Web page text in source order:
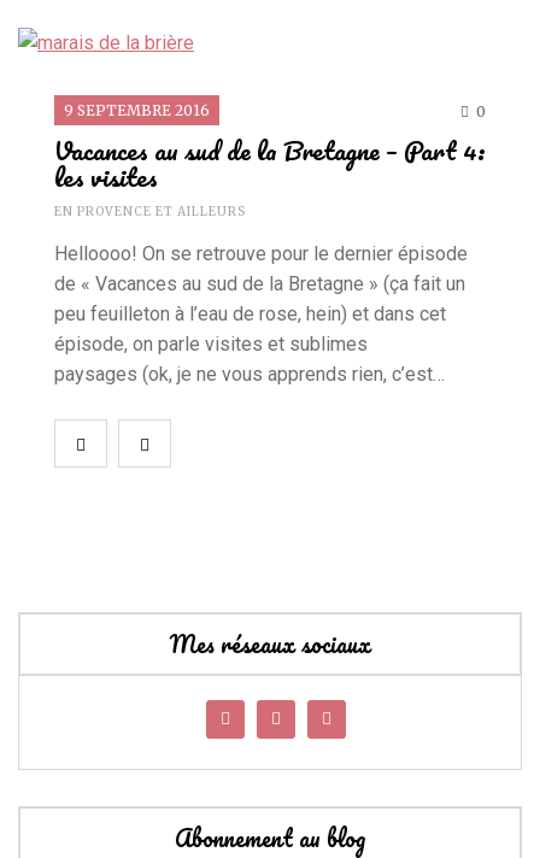
9 SEPTEMBRE 2016 0
Vacances au sud de la Bretagne – Part 4:
les visites
EN PROVENCE ET AILLEURS
Helloooo! On se retrouve pour le dernier épisode
de « Vacances au sud de la Bretagne » (ça fait un
peu feuilleton à l’eau de rose, hein) et dans cet
épisode, on parle visites et sublimes
paysages (ok, je ne vous apprends rien, c’est…
Mes réseaux sociaux
Abonnement au blog